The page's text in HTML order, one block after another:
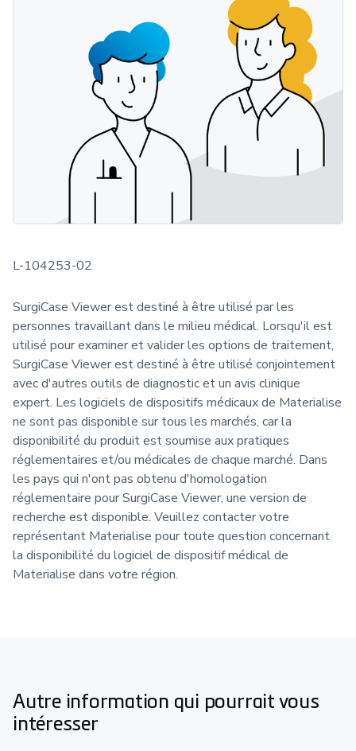
L-104253-02
SurgiCase Viewer est destiné à être utilisé par les
personnes travaillant dans le milieu médical. Lorsqu'il est
utilisé pour examiner et valider les options de traitement,
SurgiCase Viewer est destiné à être utilisé conjointement
avec d'autres outils de diagnostic et un avis clinique
expert. Les logiciels de dispositifs médicaux de Materialise
ne sont pas disponible sur tous les marchés, car la
disponibilité du produit est soumise aux pratiques
réglementaires et/ou médicales de chaque marché. Dans
les pays qui n'ont pas obtenu d'homologation
réglementaire pour SurgiCase Viewer, une version de
recherche est disponible. Veuillez contacter votre
représentant Materialise pour toute question concernant
la disponibilité du logiciel de dispositif médical de
Materialise dans votre région.
Autre information qui pourrait vous
intéresser